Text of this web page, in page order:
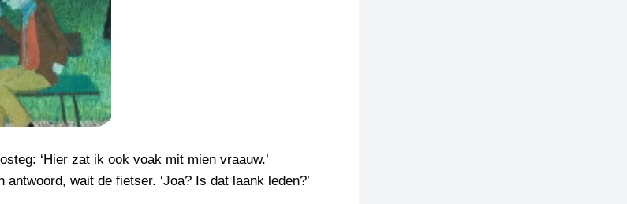
‘Hier zat ik ook voak mit mien vraauw.’
wait de fietser. ‘Joa? Is dat laank leden?’